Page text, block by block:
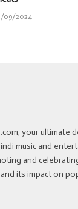
09/2024
your ultimate
music and
and
its impact on